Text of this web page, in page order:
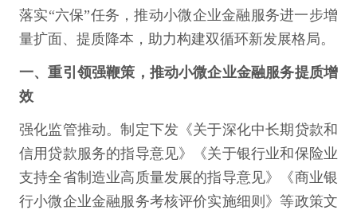
落实“六保”任务，推动小微企业金融服务进一步增
量扩面、提质降本，助力构建双循环新发展格局。
一、重引领强鞭策，推动小微企业金融服务提质增
效
强化监管推动。制定下发《关于深化中长期贷款和
信用贷款服务的指导意见》《关于银行业和保险业
支持全省制造业高质量发展的指导意见》《商业银
行小微企业金融服务考核评价实施细则》等政策文